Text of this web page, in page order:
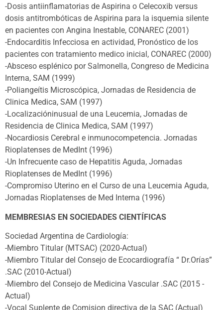
-Dosis antiinflamatorias de Aspirina o Celecoxib versus
dosis antitrombóticas de Aspirina para la isquemia silente
en pacientes con Angina Inestable, CONAREC (2001)
-Endocarditis Infecciosa en actividad, Pronóstico de los
pacientes con tratamiento medico inicial, CONAREC (2000)
-Absceso esplénico por Salmonella, Congreso de Medicina
Interna, SAM (1999)
-Poliangeítis Microscópica, Jornadas de Residencia de
Clinica Medica, SAM (1997)
-Localizacióninusual de una Leucemia, Jornadas de
Residencia de Clinica Medica, SAM (1997)
-Nocardiosis Cerebral e inmunocompetencia. Jornadas
Rioplatenses de MedInt (1996)
-Un Infrecuente caso de Hepatitis Aguda, Jornadas
Rioplatenses de MedInt (1996)
-Compromiso Uterino en el Curso de una Leucemia Aguda,
Jornadas Rioplatenses de Med Interna (1996)
MEMBRESIAS EN SOCIEDADES CIENTÍFICAS
Sociedad Argentina de Cardiología:
-Miembro Titular (MTSAC) (2020-Actual)
-Miembro Titular del Consejo de Ecocardiografía “ Dr.Orías”
.SAC (2010-Actual)
-Miembro del Consejo de Medicina Vascular .SAC (2015 -
Actual)
-Vocal Suplente de Comision directiva de la SAC (Actual)